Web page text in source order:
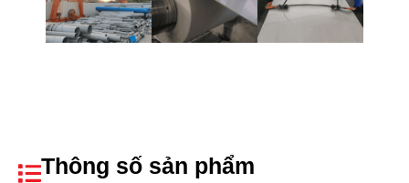
Thông số sản phẩm